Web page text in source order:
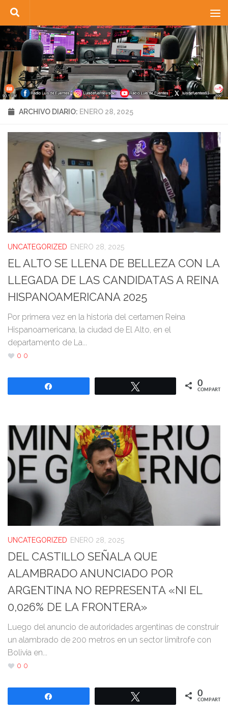
Saltar al contenido
ARCHIVO DIARIO: ENERO 28, 2025
UNCATEGORIZED ENERO 28, 2025
EL ALTO SE LLENA DE BELLEZA CON LA
LLEGADA DE LAS CANDIDATAS A REINA
HISPANOAMERICANA 2025
Por primera vez en la historia del certamen Reina
Hispanoamericana, la ciudad de El Alto, en el
departamento de La...
0 0
0
COMPARTIR
UNCATEGORIZED ENERO 28, 2025
DEL CASTILLO SEÑALA QUE
ALAMBRADO ANUNCIADO POR
ARGENTINA NO REPRESENTA «NI EL
0,026% DE LA FRONTERA»
Luego del anuncio de autoridades argentinas de construir
un alambrado de 200 metros en un sector limítrofe con
Bolivia en...
0 0
0
COMPARTIR